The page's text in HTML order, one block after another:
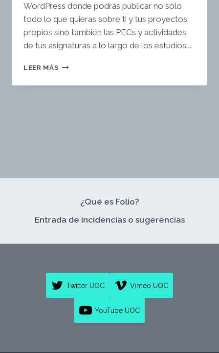
WordPress donde podrás publicar no sólo
todo lo que quieras sobre ti y tus proyectos
propios sino también las PECs y actividades
de tus asignaturas a lo largo de los estudios….
LEER MÁS ¡TE
LA
¿Qué es Folio?
Entrada de incidencias o sugerencias
Twitter UOC Vimeo UOC
YouTube UOC